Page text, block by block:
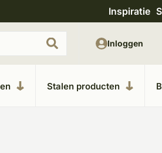
Uitgebreide showroom in
Inspiratie
Stalen producten
Inloggen